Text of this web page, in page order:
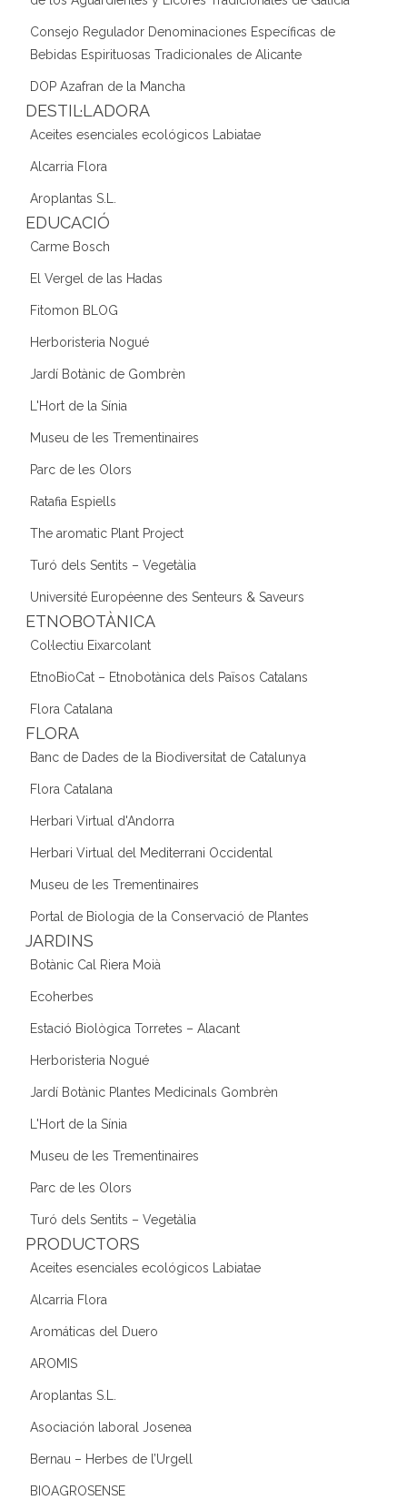
Consejo Regulador Denominaciones Específicas de
Bebidas Espirituosas Tradicionales de Alicante
DOP Azafran de la Mancha
DESTIL·LADORA
Aceites esenciales ecológicos Labiatae
Alcarria Flora
Aroplantas S.L.
EDUCACIÓ
Carme Bosch
El Vergel de las Hadas
Fitomon BLOG
Herboristeria Nogué
Jardí Botànic de Gombrèn
L'Hort de la Sínia
Museu de les Trementinaires
Parc de les Olors
Ratafia Espiells
The aromatic Plant Project
Turó dels Sentits – Vegetàlia
Université Européenne des Senteurs & Saveurs
ETNOBOTÀNICA
Col·lectiu Eixarcolant
EtnoBioCat – Etnobotànica dels Països Catalans
Flora Catalana
FLORA
Banc de Dades de la Biodiversitat de Catalunya
Flora Catalana
Herbari Virtual d'Andorra
Herbari Virtual del Mediterrani Occidental
Museu de les Trementinaires
Portal de Biologia de la Conservació de Plantes
JARDINS
Botànic Cal Riera Moià
Ecoherbes
Estació Biològica Torretes – Alacant
Herboristeria Nogué
Jardí Botànic Plantes Medicinals Gombrèn
L'Hort de la Sínia
Museu de les Trementinaires
Parc de les Olors
Turó dels Sentits – Vegetàlia
PRODUCTORS
Aceites esenciales ecológicos Labiatae
Alcarria Flora
Aromáticas del Duero
AROMIS
Aroplantas S.L.
Asociación laboral Josenea
Bernau – Herbes de l’Urgell
BIOAGROSENSE